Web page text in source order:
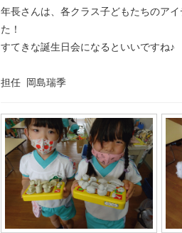
年長さんは、各クラス子どもたちのア
た！
すてきな誕生日会になるといいですね♪
担任 岡島瑞季